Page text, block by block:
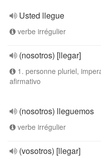
Usted llegue
verbe irrégulier
(nosotros) [llegar]
1. personne pluriel,
afirmativo
(nosotros) lleguemos
verbe irrégulier
(vosotros) [llegar]